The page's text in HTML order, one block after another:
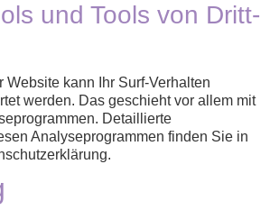
und Tools von Dritt­
Website kann Ihr Surf-Verhalten
werden. Das geschieht vor allem mit
Detaillierte
Analyseprogrammen finden Sie in